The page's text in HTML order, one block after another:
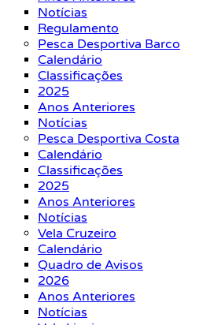
Notícias
Regulamento
Pesca Desportiva Barco
Calendário
Classificações
2025
Anos Anteriores
Notícias
Pesca Desportiva Costa
Calendário
Classificações
2025
Anos Anteriores
Notícias
Vela Cruzeiro
Calendário
Quadro de Avisos
2026
Anos Anteriores
Notícias